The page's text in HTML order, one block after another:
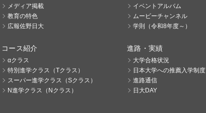
メディア掲載
教育の特色
広報佐野日大
コース紹介
αクラス
特別進学クラス（Tクラス）
スーパー進学クラス（Sクラス）
N進学クラス（Nクラス）
イベントアルバム
ムービーチャンネル
学則（令和8年度～）
進路・実績
大学合格状況
日本大学への推薦入学制度
進路通信
日大DAY